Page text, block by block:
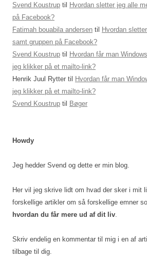
Svend Koustrup til
Hvordan sletter jeg alle
på Facebook?
Fatimah bouabila andersen til
Hvordan
samt gruppen på Facebook?
Svend Koustrup til
Hvordan får man
jeg klikker på et mailto-link?
Henrik Juul Rytter til
Hvordan får man
jeg klikker på et mailto-link?
Svend Koustrup til Bøger
Howdy
Jeg hedder Svend og dette er min blog.
Her vil jeg skrive lidt om hvad der sker i mit
forskellige artikler om så forskellige emner
hvordan du får mere ud af dit liv
Skriv endelig en kommentar til mig i en af
tilbage til dig.